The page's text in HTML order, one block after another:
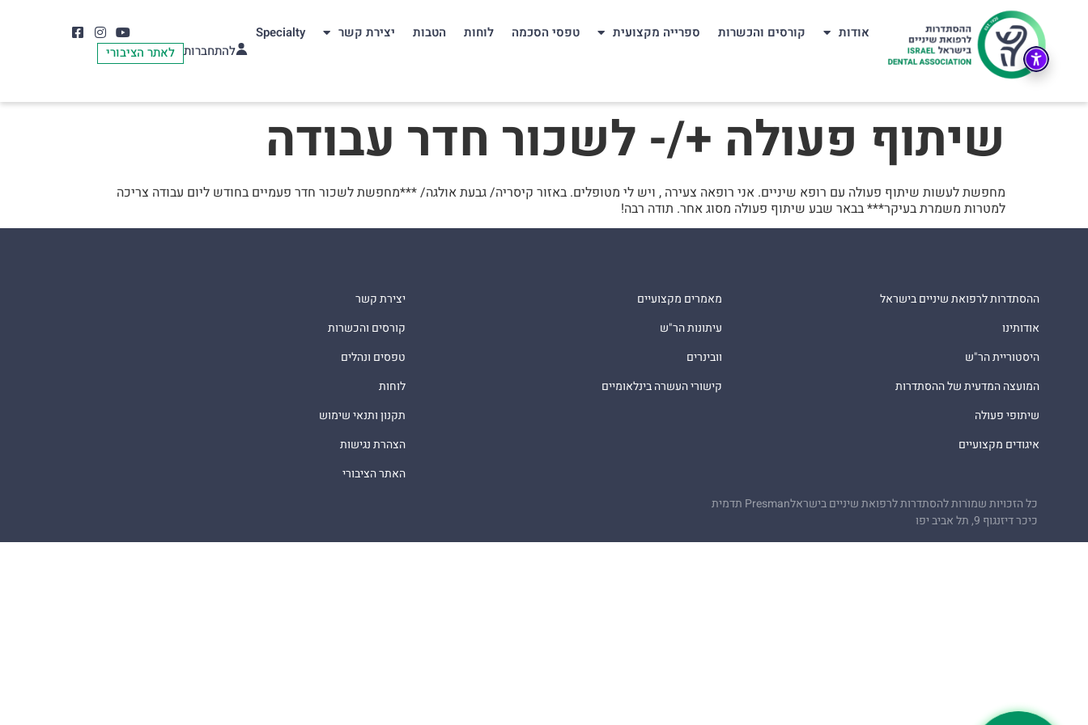
אודות קורסים והכשרות ספרייה מקצועית טפסי הסכמה לוחות הטבות יצירת קשר
Specialty
להתחברות לאתר הציבורי
שיתוף פעולה +/- לשכור חדר עבודה
מחפשת לעשות שיתוף פעולה עם רופא שיניים. אני רופאה צעירה , ויש לי מטופלים. באזור קיסריה/ גבעת אולגה/ ***מחפשת לשכור חדר פעמיים בחודש ליום עבודה צריכה
למטרות משמרת בעיקר*** בבאר שבע שיתוף פעולה מסוג אחר. תודה רבה!
ההסתדרות לרפואת שיניים בישראל
אודותינו
היסטוריית הר"ש
המועצה המדעית של ההסתדרות
שיתופי פעולה
איגודים מקצועיים
מאמרים מקצועיים
עיתונות הר"ש
וובינרים
קישורי העשרה בינלאומיים
יצירת קשר
קורסים והכשרות
טפסים ונהלים
לוחות
תקנון ותנאי שימוש
הצהרת נגישות
האתר הציבורי
כל הזכויות שמורות להסתדרות לרפואת שיניים בישראל
כיכר דיזנגוף 9, תל אביב יפו
Presman תדמית